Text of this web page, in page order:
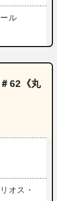
ル
62《丸
オス・